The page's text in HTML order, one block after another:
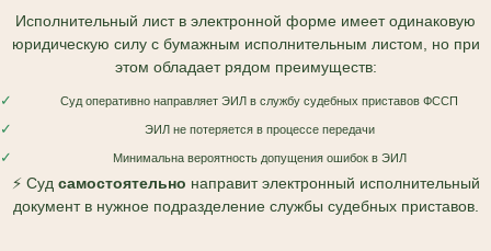
Исполнительный лист в электронной форме имеет одинаковую
юридическую силу с бумажным исполнительным листом, но при
этом обладает рядом преимуществ:
✓ Суд оперативно направляет ЭИЛ в службу судебных приставов ФССП
✓ ЭИЛ не потеряется в процессе передачи
✓ Минимальна вероятность допущения ошибок в ЭИЛ
⚡ Суд самостоятельно направит электронный исполнительный
документ в нужное подразделение службы судебных приставов.